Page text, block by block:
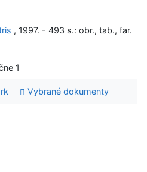
, 1997. - 493 s.: obr., tab., far.
1
Vybrané dokumenty